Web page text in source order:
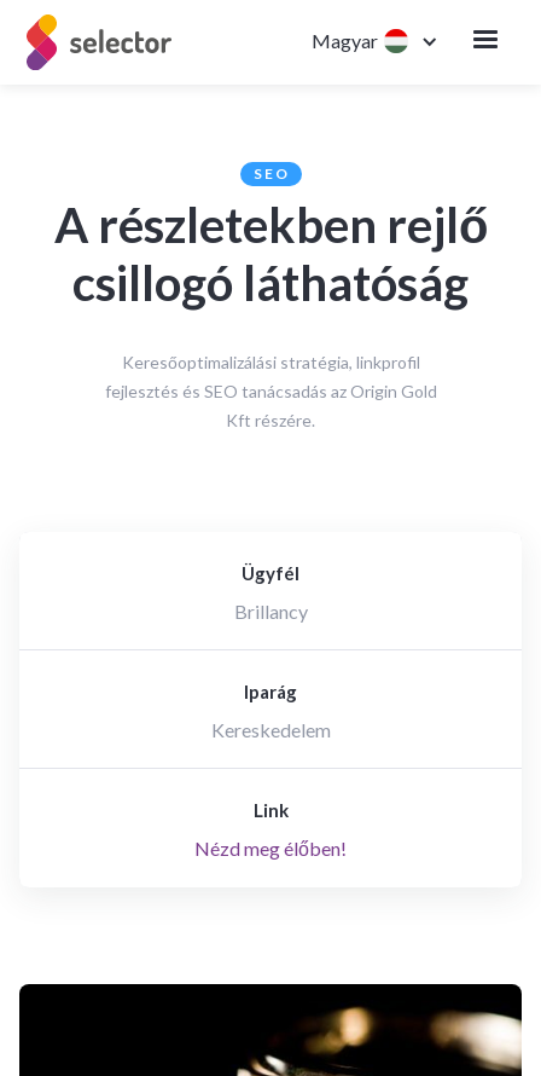
Magyar
SEO
A részletekben rejlő
csillogó láthatóság
Keresőoptimalizálási stratégia, linkprofil
fejlesztés és SEO tanácsadás az Origin Gold
Kft részére.
Ügyfél
Brillancy
Iparág
Kereskedelem
Link
Nézd meg élőben!